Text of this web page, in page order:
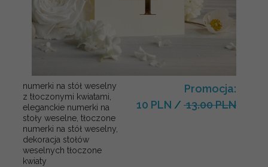
numerki na stół weselny
z tłoczonymi kwiatami,
eleganckie numerki na
stoły weselne, tłoczone
numerki na stół weselny,
dekoracja stołów
weselnych tłoczone
kwiaty
Promocja:
10 PLN / 13.00 PLN